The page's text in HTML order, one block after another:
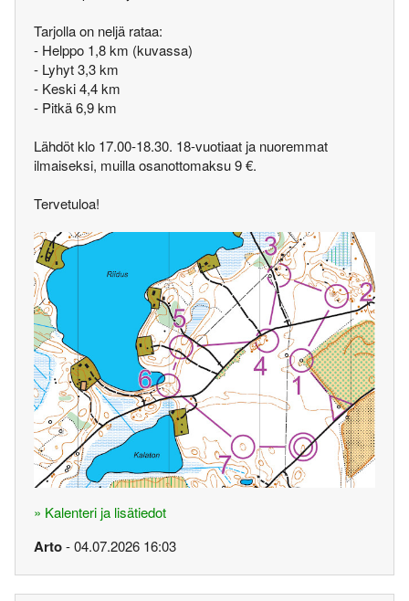
Tarjolla on neljä rataa:
- Helppo 1,8 km (kuvassa)
- Lyhyt 3,3 km
- Keski 4,4 km
- Pitkä 6,9 km
Lähdöt klo 17.00-18.30. 18-vuotiaat ja nuoremmat
ilmaiseksi, muilla osanottomaksu 9 €.
Tervetuloa!
» Kalenteri ja lisätiedot
Arto- 04.07.2026 16:03